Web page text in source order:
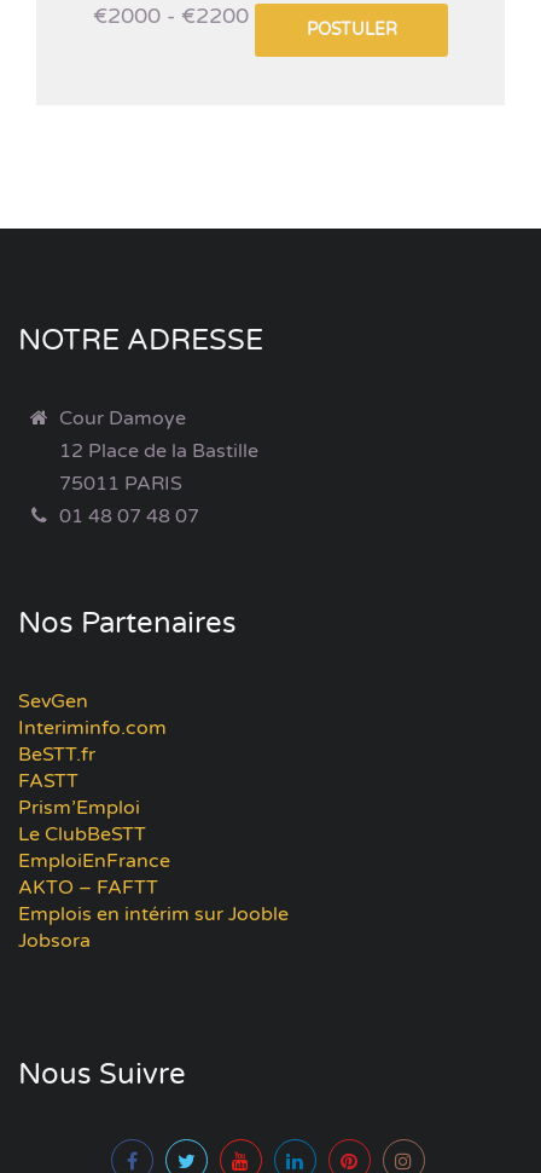
€2000 - €2200
POSTULER
NOTRE ADRESSE
Cour Damoye
12 Place de la Bastille
75011 PARIS
01 48 07 48 07
Nos Partenaires
SevGen
Interiminfo.com
BeSTT.fr
FASTT
Prism’Emploi
Le ClubBeSTT
EmploiEnFrance
AKTO – FAFTT
Emplois en intérim sur Jooble
Jobsora
Nous Suivre